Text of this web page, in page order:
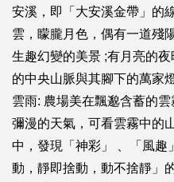
安溪，即「大安溪金帶」的
雲，矇朧月色，偶有一道殘
生趣幻變的美景 ;有月亮的
的中央山脈與其腳下的萬家
雲雨: 農場美在飄邈含蓄的
彌漫的天氣，可看雲霧中的
中，發現「神彩」 、「風趣
動，靜即捨動，動不捨靜」